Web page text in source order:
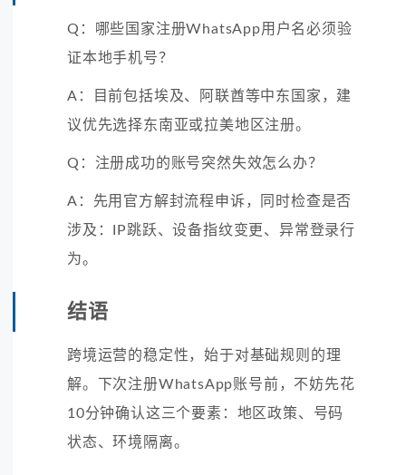
Q：哪些国家注册WhatsApp用户名必须验
证本地手机号？
A：目前包括埃及、阿联酋等中东国家，建
议优先选择东南亚或拉美地区注册。
Q：注册成功的账号突然失效怎么办？
A：先用官方解封流程申诉，同时检查是否
涉及：IP跳跃、设备指纹变更、异常登录行
为。
结语
跨境运营的稳定性，始于对基础规则的理
解。下次注册WhatsApp账号前，不妨先花
10分钟确认这三个要素：地区政策、号码
状态、环境隔离。